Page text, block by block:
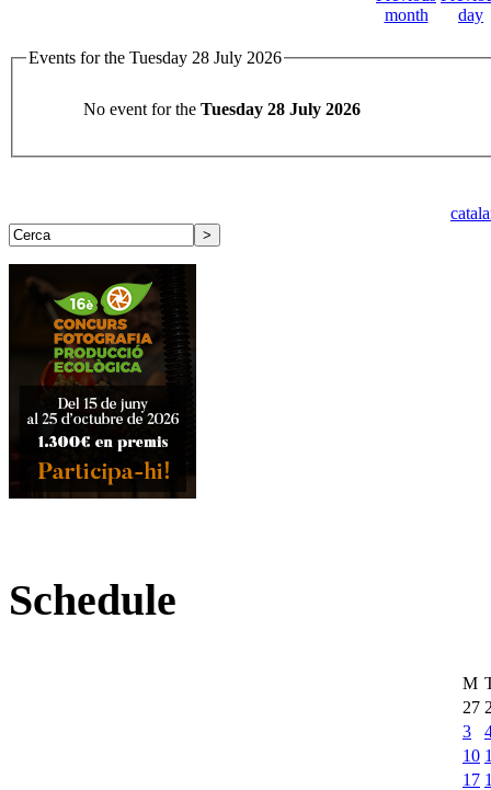
Events for the Tuesday 28 July 2026
No event for the Tuesday 28 July 2026
Schedule
M
27
3
10
17